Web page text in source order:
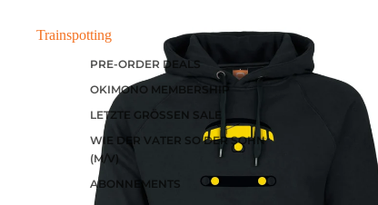
PRE-ORDER DEALS
OKIMONO MEMBERSHIP
LETZTE GRÖSSEN SALE
WIE DER VATER SO DER SOHN
(M/V)
ABONNEMENTS
Trainspotting